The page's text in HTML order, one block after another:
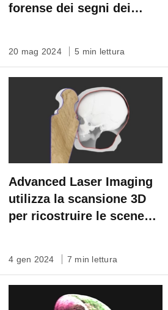
forense dei segni dei
20 mag 2024 5 min lettura
Advanced Laser Imaging
utilizza la scansione 3D
per ricostruire le scene
4 gen 2024 7 min lettura